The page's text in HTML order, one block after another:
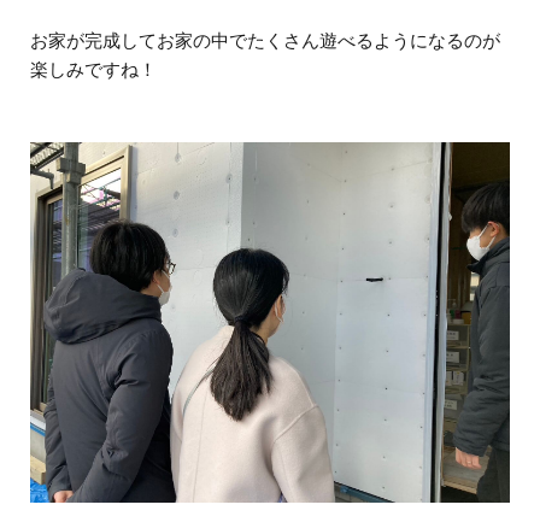
お家が完成してお家の中でたくさん遊べるようになるのが
楽しみですね！